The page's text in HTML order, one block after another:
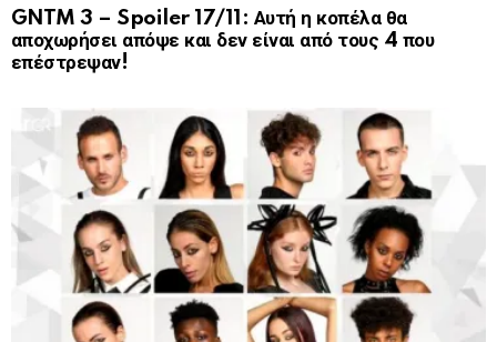
GNTM 3 – Spoiler 17/11: Αυτή η κοπέλα θα
αποχωρήσει απόψε και δεν είναι από τους 4 που
επέστρεψαν!